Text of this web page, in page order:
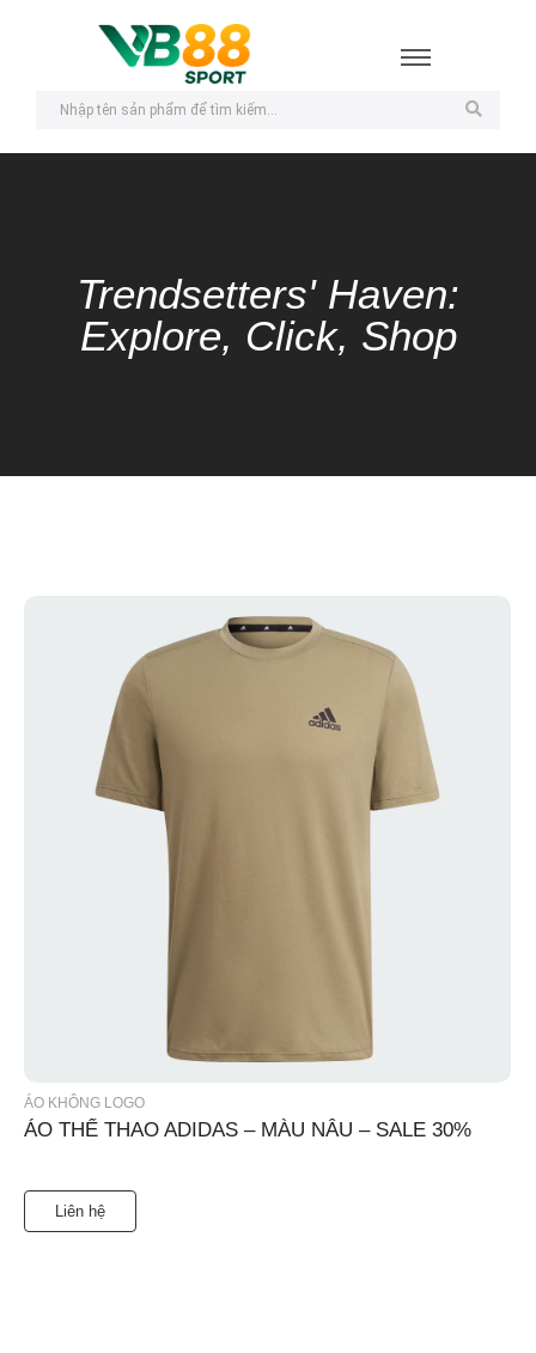
Trendsetters' Haven:
Explore, Click, Shop
ÁO KHÔNG LOGO
ÁO THỂ THAO ADIDAS – MÀU NÂU – SALE 30%
Liên hệ